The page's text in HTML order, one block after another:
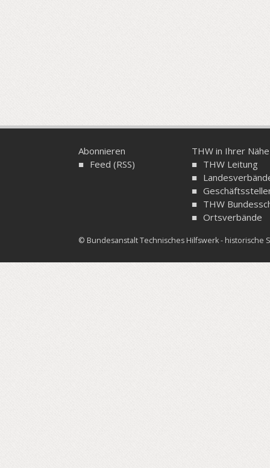
Abonnieren
Feed (RSS)
THW in Ihrer Nähe
THW Leitung
THW
Ortsverbände
© Bundesanstalt Technisches Hilfswerk - historische